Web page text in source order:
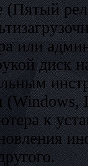
(Пятый
или
диск
(Windows,
к